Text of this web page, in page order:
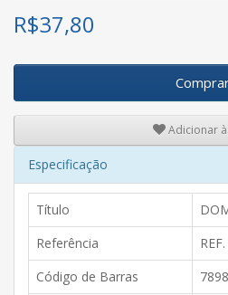
R$37,80
Adicionar à
Especificação
Título
Referência
Código de Barras